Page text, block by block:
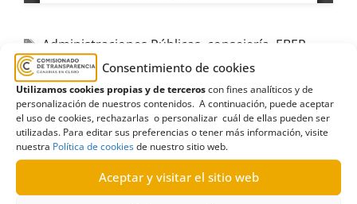
Consentimiento de cookies
Utilizamos cookies propias y de terceroscon fines analíticos y de
personalización de nuestros contenidos. A continuación, puede aceptar
el uso de cookies, rechazarlas o personalizar cuál de ellas pueden ser
utilizadas. Para editar sus preferencias o tener más información, visite
nuestra Política de cookiesde nuestro sitio web.
Aceptar y visitar el sitio web
Administraciones Públicas consejería EBEP
empleado público,estatuto,Estimatoria
de Canarias,instrucciones,Intersindical Canaria
Justicia,permisos,seguridad